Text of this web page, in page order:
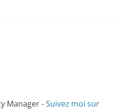
Manager -Suivez moi sur